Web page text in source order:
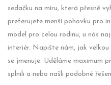
sedačku na míru, která přesně
preferujete menší pohovku pro
model pro celou rodinu, u nás
interiér. Napište nám, jak
se jmenuje. Uděláme maximum
splnili a nebo našli podobné